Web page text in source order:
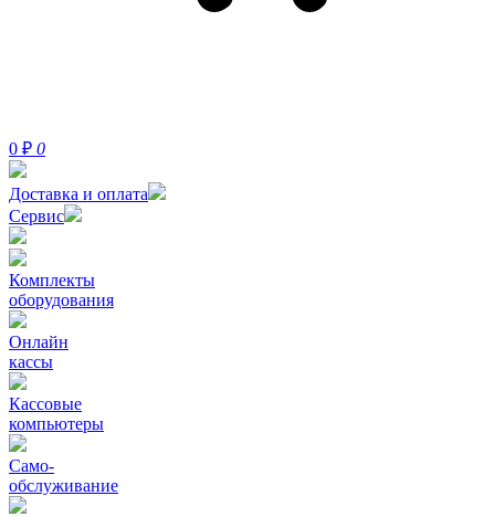
0 ₽ 0
Доставка и оплата
Сервис
Комплекты
оборудования
Онлайн
кассы
Кассовые
компьютеры
Само-
обслуживание